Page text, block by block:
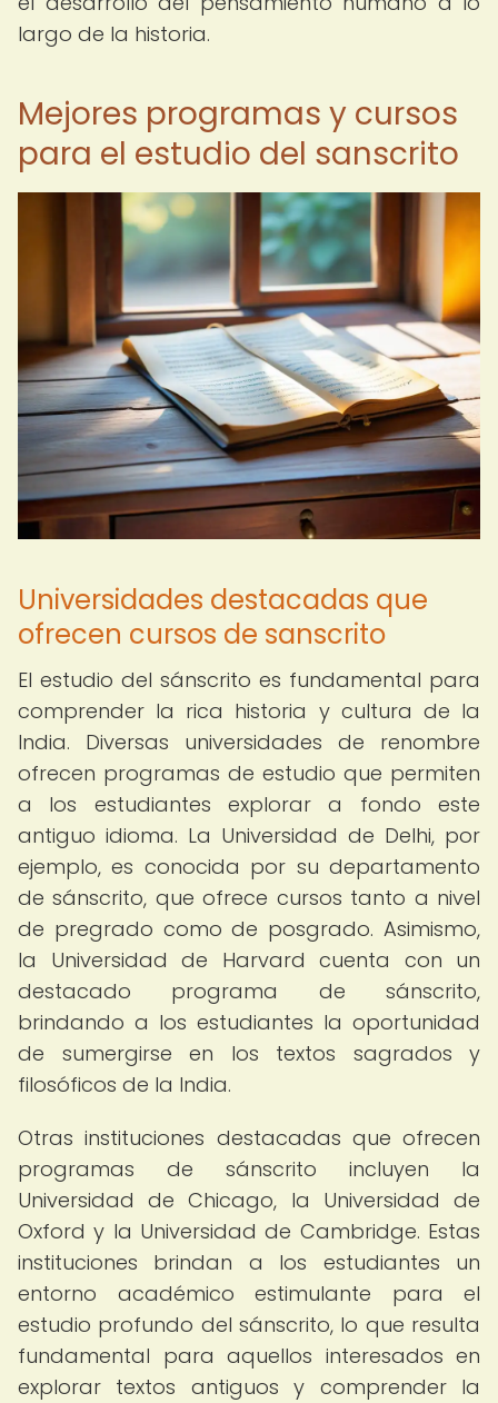
largo de la historia.
Mejores programas y cursos
para el estudio del sanscrito
Universidades destacadas que
ofrecen cursos de sanscrito
El estudio del sánscrito es fundamental para
comprender la rica historia y cultura de la
India. Diversas universidades de renombre
ofrecen programas de estudio que permiten
a los estudiantes explorar a fondo este
antiguo idioma. La Universidad de Delhi, por
ejemplo, es conocida por su departamento
de sánscrito, que ofrece cursos tanto a nivel
de pregrado como de posgrado. Asimismo,
la Universidad de Harvard cuenta con un
destacado programa de sánscrito,
brindando a los estudiantes la oportunidad
de sumergirse en los textos sagrados y
filosóficos de la India.
Otras instituciones destacadas que ofrecen
programas de sánscrito incluyen la
Universidad de Chicago, la Universidad de
Oxford y la Universidad de Cambridge. Estas
instituciones brindan a los estudiantes un
entorno académico estimulante para el
estudio profundo del sánscrito, lo que resulta
fundamental para aquellos interesados en
explorar textos antiguos y comprender la